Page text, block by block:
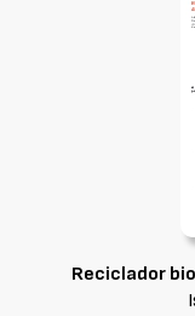
Reciclador